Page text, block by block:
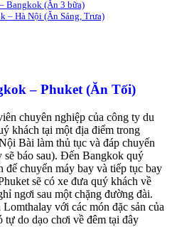
Bangkok (Ăn 3 bữa)
– Hà Nội (Ăn Sáng, Trưa)
– Phuket (Ăn Tối)
chuyên nghiệp của công ty du
khách tại một địa điểm trong
Bài làm thủ tục và đáp chuyến
báo sau). Đến Bangkok quý
để chuyển máy bay và tiếp tục bay
sẽ có xe đưa quý khách về
ngơi sau một chặng đường đài.
với các món đặc sản của
tự do dạo chơi về đêm tại đây